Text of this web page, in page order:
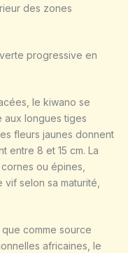
des zones
progressive en
le kiwano se
aux longues tiges
fleurs jaunes donnent
entre 8 et 15 cm. La
ou épines,
selon sa maturité,
que comme source
africaines, le